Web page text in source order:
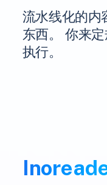
流水线化的内
东西。 你来
执行。